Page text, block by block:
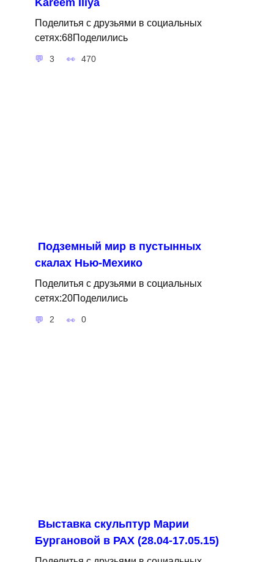
Поделитья с друзьями в социальных
сетях:68Поделились
3 470
Подземный мир в пустынных
скалах Нью-Мехико
Поделитья с друзьями в социальных
сетях:20Поделились
2 0
Выставка скульптур Марии
Бургановой в РАХ (28.04-17.05.15)